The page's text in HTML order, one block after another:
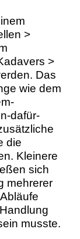
>
>
Das
wie dem
dafür-
die
Kleinere
sich
mehrerer
musste.